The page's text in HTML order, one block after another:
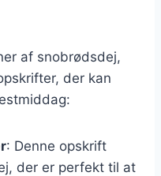
af snobrødsdej,
der kan
: Denne opskrift
der er perfekt til at